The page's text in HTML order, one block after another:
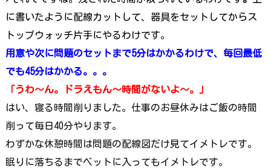
に書いたように配線カットして、器具をセットしてからス
トップウォッチ片手にやるわけです。
用意や次に問題のセットまで5分はかかるわけで、毎回最低
でも45分はかかる。。。
「うわ～ん。ドラえもん～時間がないよ～。」
はい、寝る時間削りました。仕事のお昼休みはご飯の時間
削って毎日40分やります。
わずかな休憩時間は問題の配線図だけ見てイメトレです。
眠りに落ちるまでベットに入ってもイメトレです。